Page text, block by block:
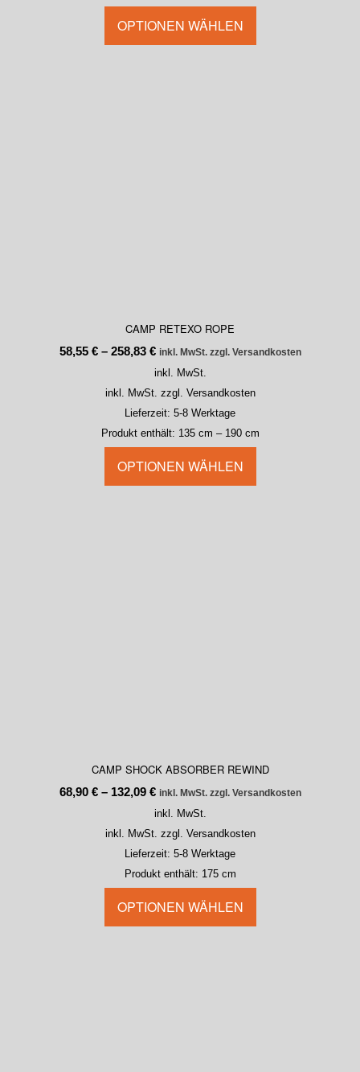
OPTIONEN WÄHLEN
CAMP RETEXO ROPE
58,55 €– 258,83 € inkl. MwSt. zzgl. Versandkosten
inkl. MwSt.
inkl. MwSt. zzgl. Versandkosten
Lieferzeit: 5-8 Werktage
Produkt enthält: 135 cm – 190 cm
OPTIONEN WÄHLEN
CAMP SHOCK ABSORBER REWIND
68,90 €– 132,09 € inkl. MwSt. zzgl. Versandkosten
inkl. MwSt.
inkl. MwSt. zzgl. Versandkosten
Lieferzeit: 5-8 Werktage
Produkt enthält: 175 cm
OPTIONEN WÄHLEN